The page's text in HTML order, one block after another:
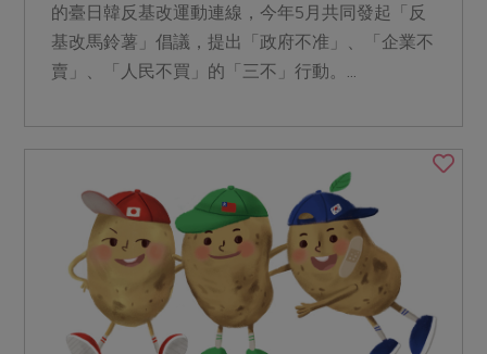
的臺日韓反基改運動連線，今年5月共同發起「反
基改馬鈴薯」倡議，提出「政府不准」、「企業不
賣」、「人民不買」的「三不」行動。...